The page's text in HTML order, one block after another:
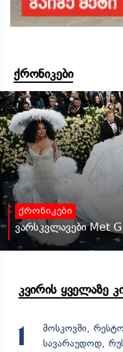
ქრონიკები
ქრონიკები
ვარსკვლავები Met
კვირის ყველაზე
1
მოსკოვში,
სავარაუდოდ,